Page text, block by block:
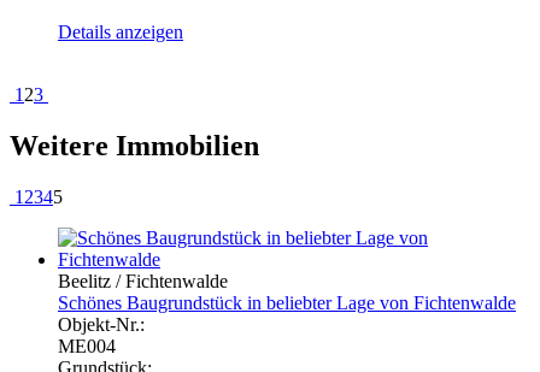
Details anzeigen
1 23
Weitere Immobilien
1 2345
Beelitz / Fichtenwalde
Schönes Baugrundstück in beliebter Lage von Fichtenwalde
Objekt-Nr.:
ME004
Grundstück: